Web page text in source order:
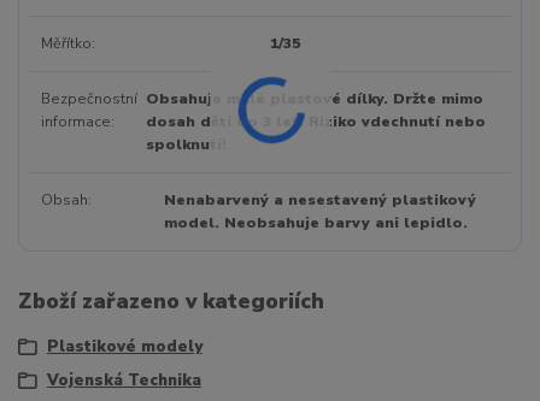
Měřítko 1/35
Bezpečnostní
informace
Obsahuje malé plastové dílky. Držte mimo
dosah dětí do 3 let. Riziko vdechnutí nebo
spolknutí!
Obsah
Nenabarvený a nesestavený plastikový
model. Neobsahuje barvy ani lepidlo.
Zboží zařazeno v kategoriích
Plastikové modely
Vojenská Technika